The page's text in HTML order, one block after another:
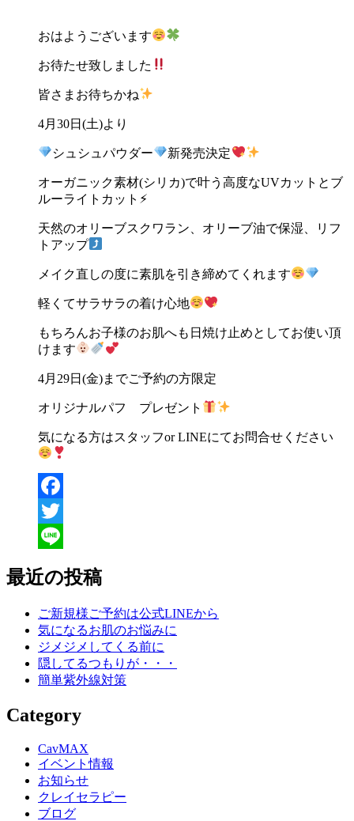
おはようございます
お待たせ致しました
皆さまお待ちかね
4月 30日 (土)より
シュシュパウダー 新発売決定
オーガニック素材(シリカ)で叶う高度なUVカットとブ
ルーライトカット ⚡︎
天然のオリーブスクワラン、オリーブ油で保湿、リフ
トアップ
メイク直しの度に素肌を引き締めてくれます
軽くてサラサラの着け心地
もちろんお子様のお肌へも日焼け止めとしてお使い頂
けます
4月 29日 (金)までご予約の方限定
オリジナルパフ プレゼント
気になる方はスタッフor LINEにてお問合せください
Facebook
Twitter
最近の投稿
ご新規様ご予約は公式LINEから
気になるお肌のお悩みに
ジメジメしてくる前に
隠してるつもりが・・・
簡単紫外線対策
Category
CavMAX
イベント情報
お知らせ
クレイセラピー
ブログ